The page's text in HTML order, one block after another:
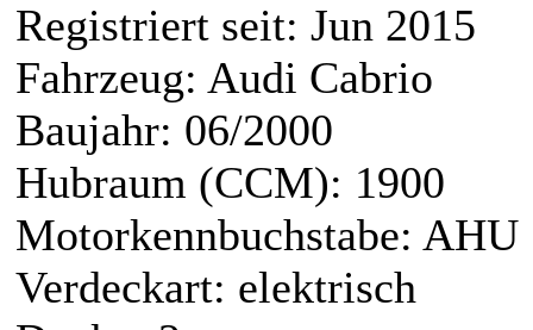
Registriert seit: Jun 2015
Fahrzeug: Audi Cabrio
Baujahr: 06/2000
Hubraum (CCM): 1900
Motorkennbuchstabe: AHU
Verdeckart: elektrisch